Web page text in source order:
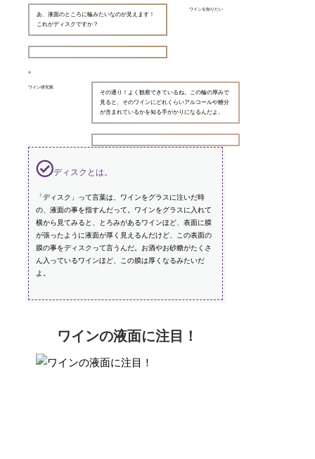
ワインを知りたい
あ、液面のところに輪みたいなのが見えます！
これがディスクですか？
ワイン研究家
その通り！よく観察できているね。この輪の厚みで
見ると、そのワインにどれくらいアルコールや糖分
が含まれているかを知る手がかりになるんだよ。
ディスクとは。
「ディスク」って言葉は、ワインをグラスに注いだ時
の、液面の事を指すんだって。ワインをグラスに入れて
横から見てみると、とろみがあるワインほど、表面に膜
が張ったように液面が厚く見えるんだけど、この表面の
膜の事をディスクって言うんだ。お酒やお砂糖がたくさ
ん入っているワインほど、この膜は厚くなるみたいだ
よ。
ワインの液面に注目！